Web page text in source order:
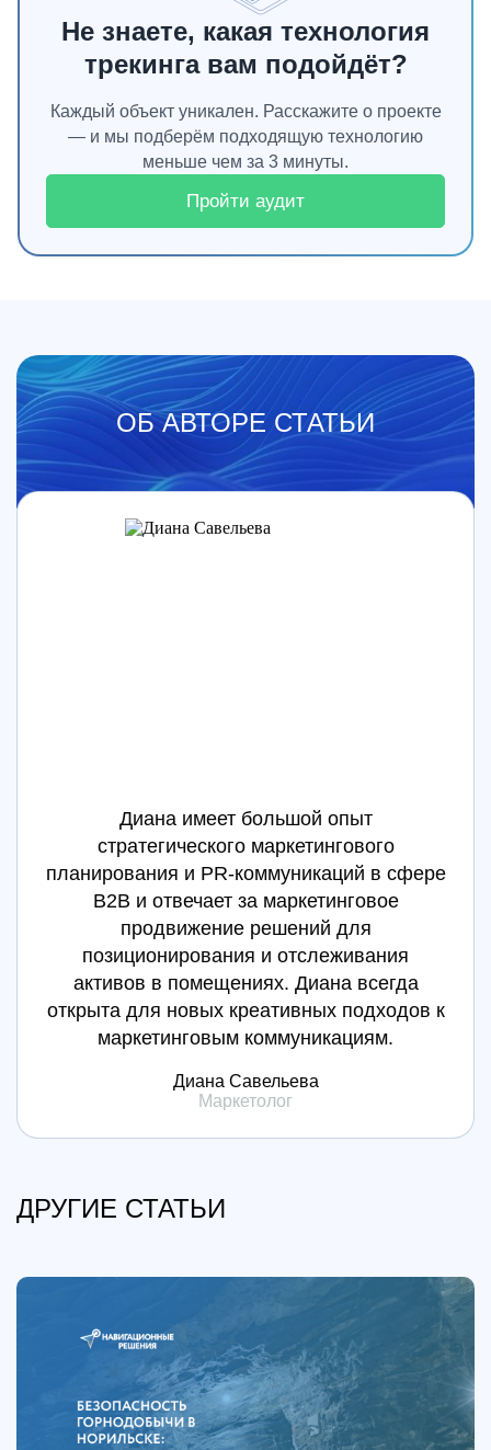
Не знаете, какая технология
трекинга вам подойдёт?
Каждый объект уникален. Расскажите о проекте
— и мы подберём подходящую технологию
меньше чем за 3 минуты.
Пройти аудит
ОБ АВТОРЕ СТАТЬИ
Диана имеет большой опыт
стратегического маркетингового
планирования и PR-коммуникаций в сфере
B2B и отвечает за маркетинговое
продвижение решений для
позиционирования и отслеживания
активов в помещениях. Диана всегда
открыта для новых креативных подходов к
маркетинговым коммуникациям.
Диана Савельева
Маркетолог
ДРУГИЕ СТАТЬИ